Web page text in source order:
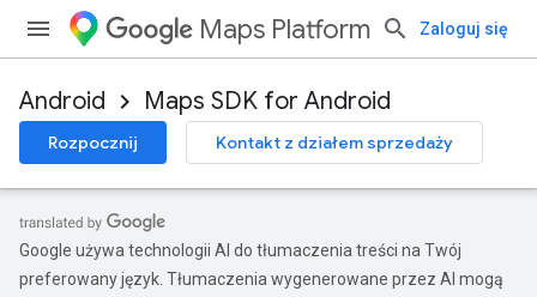
Maps Platform Zaloguj się
Android Maps SDK for Android
Rozpocznij Kontakt z działem sprzedaży
Google używa technologii AI do tłumaczenia treści na Twój
preferowany język. Tłumaczenia wygenerowane przez AI mogą